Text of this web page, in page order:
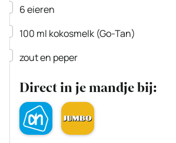
▢
6eieren
▢
100 ml kokosmelk (Go-Tan)
▢
zout en peper
Direct in je mandje bij: